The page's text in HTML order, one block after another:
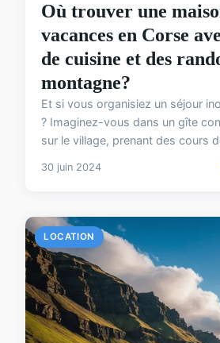
Où trouver une
vacances en Corse
de cuisine et des
montagne?
Et si vous organisiez un séjour
? Imaginez-vous dans un gîte
sur le village, prenant des cours
30 juin 2024
LOCATION